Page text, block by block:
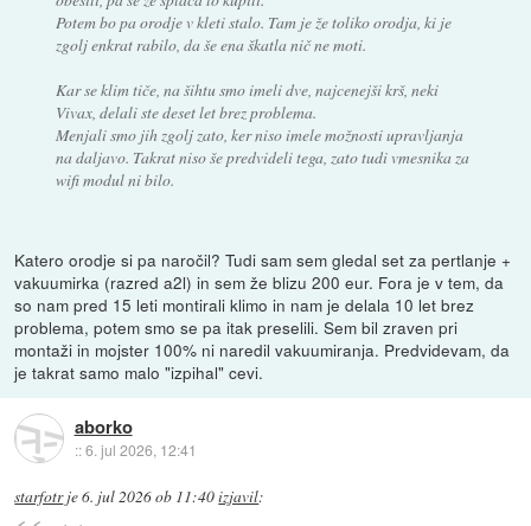
Potem bo pa orodje v kleti stalo. Tam je že toliko orodja, ki je
zgolj enkrat rabilo, da še ena škatla nič ne moti.
Kar se klim tiče, na šihtu smo imeli dve, najcenejši krš, neki
Vivax, delali ste deset let brez problema.
Menjali smo jih zgolj zato, ker niso imele možnosti upravljanja
na daljavo. Takrat niso še predvideli tega, zato tudi vmesnika za
wifi modul ni bilo.
Katero orodje si pa naročil? Tudi sam sem gledal set za pertlanje +
vakuumirka (razred a2l) in sem že blizu 200 eur. Fora je v tem, da
so nam pred 15 leti montirali klimo in nam je delala 10 let brez
problema, potem smo se pa itak preselili. Sem bil zraven pri
montaži in mojster 100% ni naredil vakuumiranja. Predvidevam, da
je takrat samo malo "izpihal" cevi.
aborko
::6. jul 2026, 12:41
starfotrje6. jul 2026 ob 11:40izjavil: